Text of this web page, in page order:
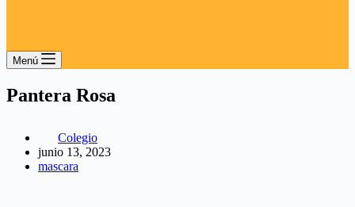
Menú
Pantera Rosa
Colegio
junio 13, 2023
mascara